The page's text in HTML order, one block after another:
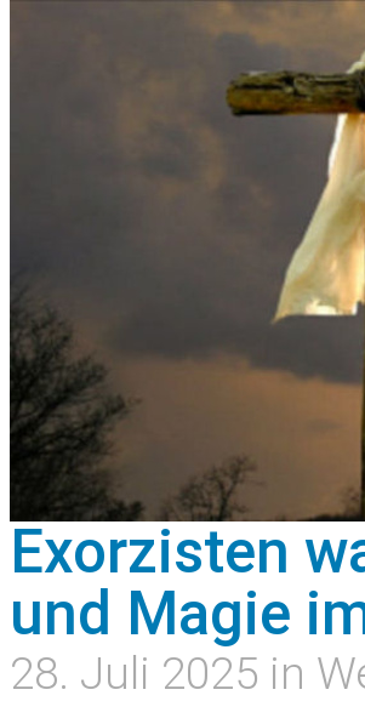
Exorzisten
und Magie
28. Juli 2025 in